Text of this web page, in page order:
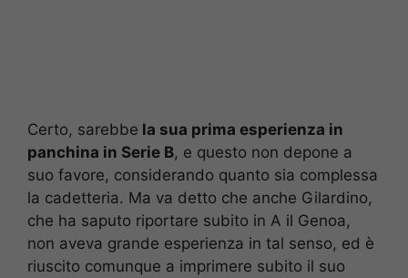
Certo, sarebbe la sua prima esperienza in
panchina in Serie B, e questo non depone a
suo favore, considerando quanto sia complessa
la cadetteria. Ma va detto che anche Gilardino,
che ha saputo riportare subito in A il Genoa,
non aveva grande esperienza in tal senso, ed è
riuscito comunque a imprimere subito il suo